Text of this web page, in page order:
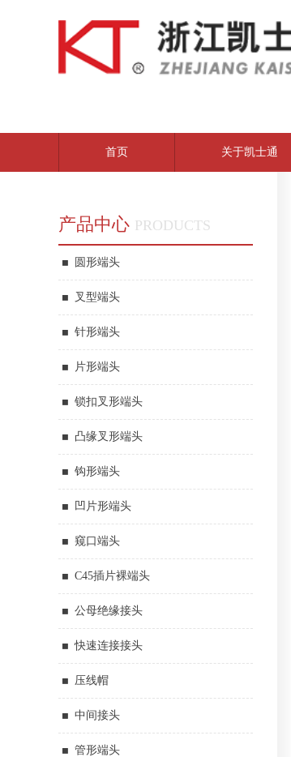
首页 关于凯士通
产品中心 PRODUCTS
圆形端头
叉型端头
针形端头
片形端头
锁扣叉形端头
凸缘叉形端头
钩形端头
凹片形端头
窥口端头
C45插片裸端头
公母绝缘接头
快速连接接头
压线帽
中间接头
管形端头